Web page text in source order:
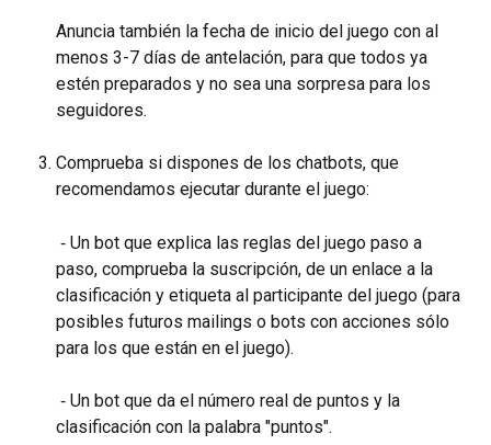
Anuncia también la fecha de inicio del juego con al
menos 3-7 días de antelación, para que todos ya
estén preparados y no sea una sorpresa para los
seguidores.
Comprueba si dispones de los chatbots, que
recomendamos ejecutar durante el juego:
paso, comprueba la suscripción, de un enlace a la
clasificación y etiqueta al participante del juego (para
posibles futuros mailings o bots con acciones sólo
para los que están en el juego).
clasificación con la palabra "puntos".